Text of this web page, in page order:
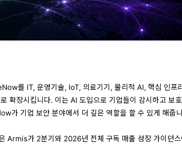
를 IT, 운영기술, IoT, 의료기기, 물리적 AI, 핵심 인프
확장시킵니다. 이는 AI 도입으로 기업들이 감시하고 보
가 기업 보안 분야에서 더 깊은 역할을 할 수 있게 해줍
Armis가 2분기와 2026년 전체 구독 매출 성장 가이던